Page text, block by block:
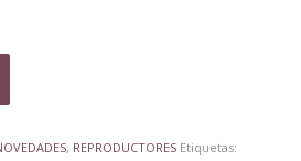
, REPRODUCTORES Etiquetas: